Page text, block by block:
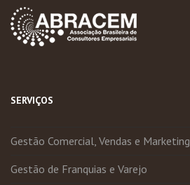
SERVIÇOS
Gestão Comercial, Vendas e Marketing
Gestão de Franquias e Varejo